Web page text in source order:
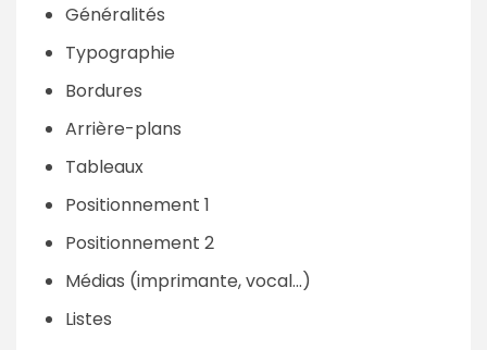
Généralités
Typographie
Bordures
Arrière-plans
Tableaux
Positionnement 1
Positionnement 2
Médias (imprimante, vocal...)
Listes